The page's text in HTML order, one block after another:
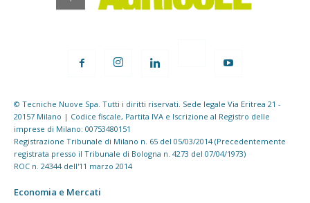
© Tecniche Nuove Spa. Tutti i diritti riservati. Sede legale Via Eritrea 21 -
20157 Milano | Codice fiscale, Partita IVA e Iscrizione al Registro delle
imprese di Milano: 00753480151
Registrazione Tribunale di Milano n. 65 del 05/03/2014 (Precedentemente
registrata presso il Tribunale di Bologna n. 4273 del 07/04/1973)
ROC n. 24344 dell'11 marzo 2014
Economia e Mercati